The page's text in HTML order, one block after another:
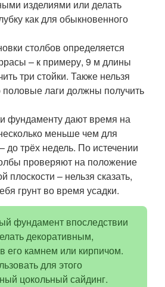
изделиями или делать
как для обыкновенного
столбов определяется
– к примеру, 9 м длины
три стойки. Также нельзя
половые лаги должны получить
фундаменту дают время на
меньше чем для
до трёх недель. По истечении
проверяют на положение
плоскости – нельзя сказать,
грунт во время усадки.
фундамент впоследствии
декоративным,
его камнем или кирпичом.
для этого
цокольный сайдинг.